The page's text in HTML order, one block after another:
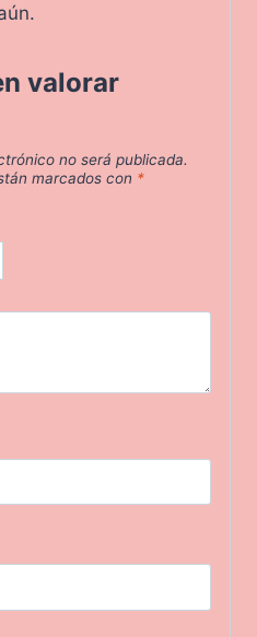
valorar
no será publicada.
marcados con *